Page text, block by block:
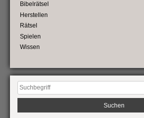
Bibelrätsel
Herstellen
Rätsel
Spielen
Wissen
Suchen
nach: